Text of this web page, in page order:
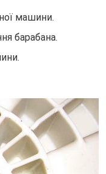
машини.
барабана.